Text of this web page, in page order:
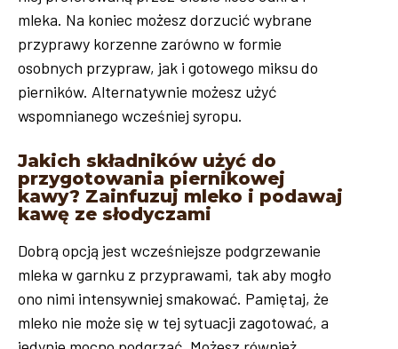
mleka. Na koniec możesz dorzucić wybrane
przyprawy korzenne zarówno w formie
osobnych przypraw, jak i gotowego miksu do
pierników. Alternatywnie możesz użyć
wspomnianego wcześniej syropu.
Jakich składników użyć do
przygotowania piernikowej
kawy? Zainfuzuj mleko i podawaj
kawę ze słodyczami
Dobrą opcją jest wcześniejsze podgrzewanie
mleka w garnku z przyprawami, tak aby mogło
ono nimi intensywniej smakować. Pamiętaj, że
mleko nie może się w tej sytuacji zagotować, a